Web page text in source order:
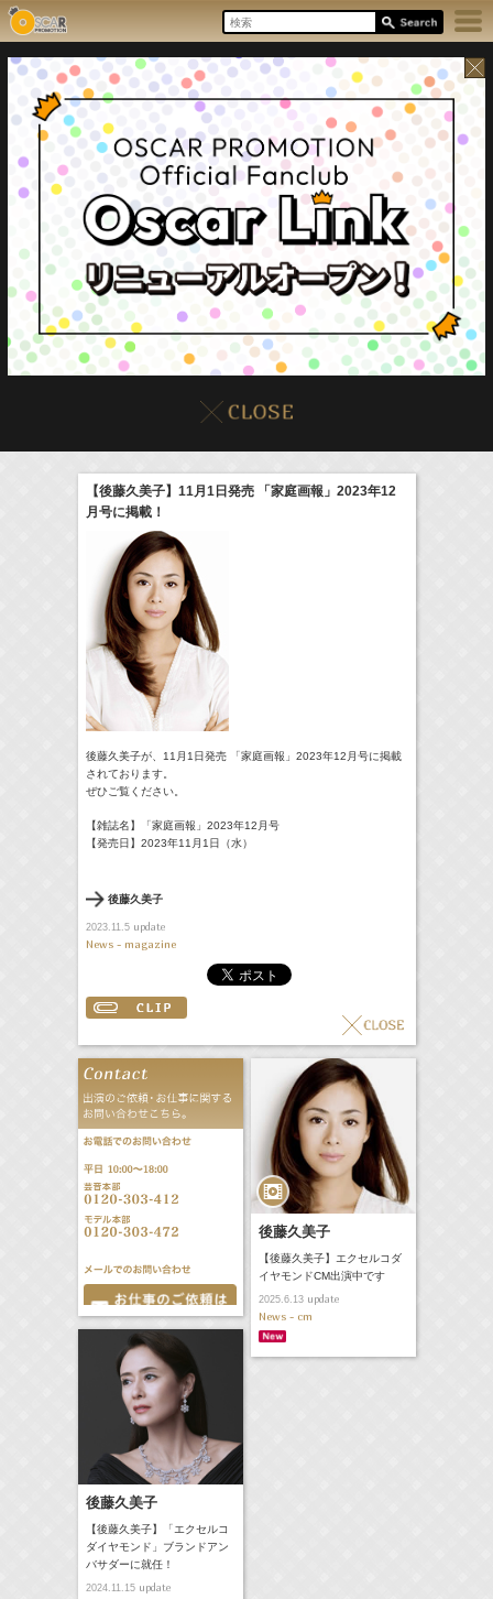
本日の出演情報8/7(Fri) イベント 販売情報
(Radio)
22:00-
(TV)
> More
【後藤久美子】11月1日発売 「家庭画報」2023年12
月号に掲載！
後藤久美子が、11月1日発売 「家庭画報」2023年12月号に掲載
されております。
ぜひご覧ください。
【雑誌名】「家庭画報」2023年12月号
【発売日】2023年11月1日（水）
後藤久美子
2023.11.5update
News - magazine
後藤久美子
【後藤久美子】エクセルコダ
イヤモンドCM出演中です
2025.6.13update
News - cm
後藤久美子
【後藤久美子】「エクセルコ
ダイヤモンド」ブランドアン
バサダーに就任！
2024.11.15update